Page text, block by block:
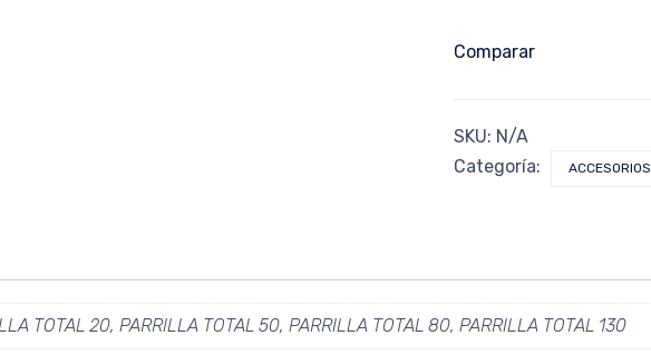
Comparar
SKU: N/A
Categoría:
ACCESORIOS
TOTAL 20, PARRILLA TOTAL 50, PARRILLA TOTAL 80, PARRILLA TOTAL 130